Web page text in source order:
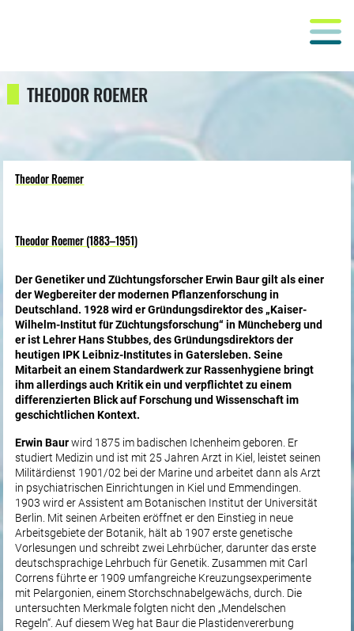
THEODOR ROEMER
Theodor Roemer
Theodor Roemer (1883–1951)
Der Genetiker und Züchtungsforscher Erwin Baur gilt als einer
der Wegbereiter der modernen Pflanzenforschung in
Deutschland. 1928 wird er Gründungsdirektor des „Kaiser-
Wilhelm-Institut für Züchtungsforschung“ in Müncheberg und
er ist Lehrer Hans Stubbes, des Gründungsdirektors der
heutigen IPK Leibniz-Institutes in Gatersleben. Seine
Mitarbeit an einem Standardwerk zur Rassenhygiene bringt
ihm allerdings auch Kritik ein und verpflichtet zu einem
differenzierten Blick auf Forschung und Wissenschaft im
geschichtlichen Kontext.
Erwin Baurwird 1875 im badischen Ichenheim geboren. Er
studiert Medizin und ist mit 25 Jahren Arzt in Kiel, leistet seinen
Militärdienst 1901/02 bei der Marine und arbeitet dann als Arzt
in psychiatrischen Einrichtungen in Kiel und Emmendingen.
1903 wird er Assistent am Botanischen Institut der Universität
Berlin. Mit seinen Arbeiten eröffnet er den Einstieg in neue
Arbeitsgebiete der Botanik, hält ab 1907 erste genetische
Vorlesungen und schreibt zwei Lehrbücher, darunter das erste
deutschsprachige Lehrbuch für Genetik. Zusammen mit Carl
Correns führte er 1909 umfangreiche Kreuzungsexperimente
mit Pelargonien, einem Storchschnabelgewächs, durch. Die
untersuchten Merkmale folgten nicht den „Mendelschen
Regeln“. Auf diesem Weg hat Baur die Plastidenvererbung